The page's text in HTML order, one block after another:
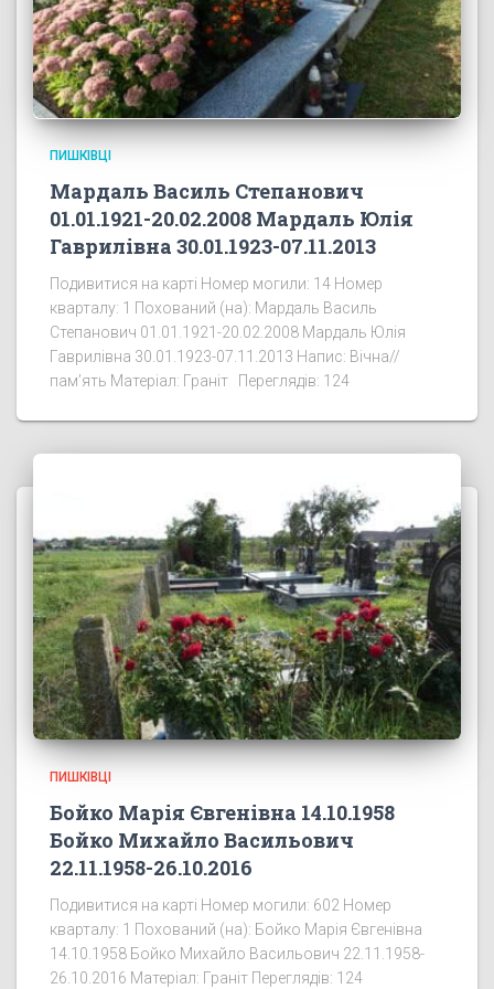
ПИШКІВЦІ
Мардаль Василь Степанович
01.01.1921-20.02.2008 Мардаль Юлія
Гаврилівна 30.01.1923-07.11.2013
Подивитися на карті Номер могили: 14 Номер
кварталу: 1 Похований (на): Мардаль Василь
Степанович 01.01.1921-20.02.2008 Мардаль Юлія
Гаврилівна 30.01.1923-07.11.2013 Напис: Вічна//
пам’ять Матеріал: Граніт Переглядів: 124
ПИШКІВЦІ
Бойко Марія Євгенівна 14.10.1958
Бойко Михайло Васильович
22.11.1958-26.10.2016
Подивитися на карті Номер могили: 602 Номер
кварталу: 1 Похований (на): Бойко Марія Євгенівна
14.10.1958 Бойко Михайло Васильович 22.11.1958-
26.10.2016 Матеріал: Граніт Переглядів: 124